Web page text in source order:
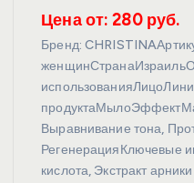
Цена от: 280 руб.
Бренд:
Выравнивание тона,
РегенерацияКлючевые
кислота, Экстракт